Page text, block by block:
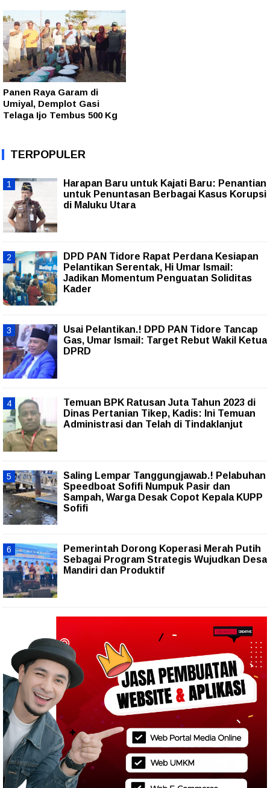
Panen Raya Garam di
Umiyal, Demplot Gasi
Telaga Ijo Tembus 500 Kg
TERPOPULER
Harapan Baru untuk Kajati Baru: Penantian
untuk Penuntasan Berbagai Kasus Korupsi
di Maluku Utara
DPD PAN Tidore Rapat Perdana Kesiapan
Pelantikan Serentak, Hi Umar Ismail:
Jadikan Momentum Penguatan Soliditas
Kader
Usai Pelantikan.! DPD PAN Tidore Tancap
Gas, Umar Ismail: Target Rebut Wakil Ketua
DPRD
Temuan BPK Ratusan Juta Tahun 2023 di
Dinas Pertanian Tikep, Kadis: Ini Temuan
Administrasi dan Telah di Tindaklanjut
Saling Lempar Tanggungjawab.! Pelabuhan
Speedboat Sofifi Numpuk Pasir dan
Sampah, Warga Desak Copot Kepala KUPP
Sofifi
Pemerintah Dorong Koperasi Merah Putih
Sebagai Program Strategis Wujudkan Desa
Mandiri dan Produktif